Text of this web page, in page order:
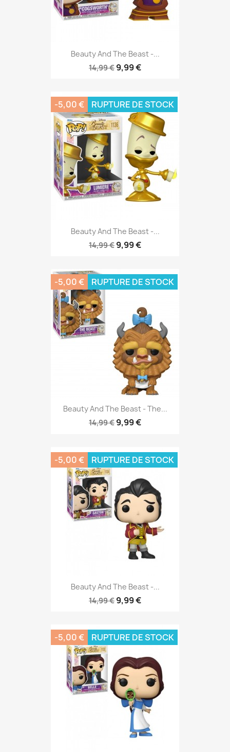
Beauty And The Beast -...
14,99 € 9,99 €
Beauty And The Beast -...
14,99 € 9,99 €
-5,00 € RUPTURE DE STOCK
Beauty And The Beast - The...
14,99 € 9,99 €
-5,00 € RUPTURE DE STOCK
Beauty And The Beast -...
14,99 € 9,99 €
-5,00 € RUPTURE DE STOCK
-5,00 € RUPTURE DE STOCK